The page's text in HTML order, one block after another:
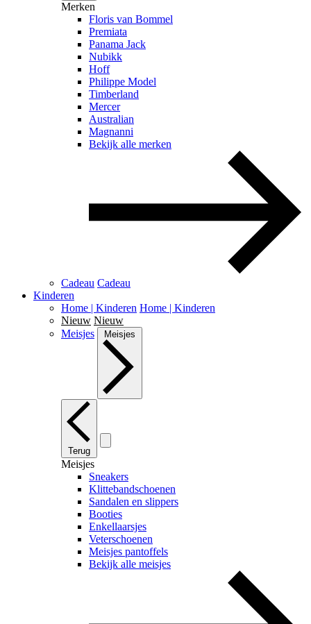
Merken
Floris van Bommel
Premiata
Panama Jack
Nubikk
Hoff
Philippe Model
Timberland
Mercer
Australian
Magnanni
Bekijk alle merken
Cadeau Cadeau
Kinderen
Home | Kinderen Home | Kinderen
Nieuw Nieuw
Meisjes
Meisjes
Terug
Meisjes
Sneakers
Klittebandschoenen
Sandalen en slippers
Booties
Enkellaarsjes
Veterschoenen
Meisjes pantoffels
Bekijk alle meisjes